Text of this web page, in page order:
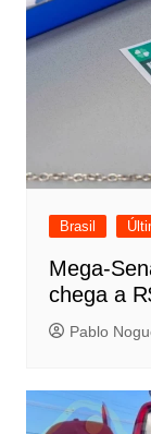
Brasil
Mega-
chega a
Pablo